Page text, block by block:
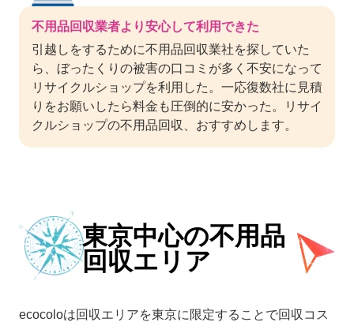
不用品回収業者より安心して利用できた
引越しをするために不用品回収業社を探していた
ら、ぼったくりの被害の口コミが多く不安になって
リサイクルショップを利用した。一応復数社に見積
りをお願いしたら料金も圧倒的に安かった。リサイ
クルショップの不用品回収、おすすめします。
東京中心の不用品
回収エリア
ecocoloは回収エリアを東京に限定することで回収コス